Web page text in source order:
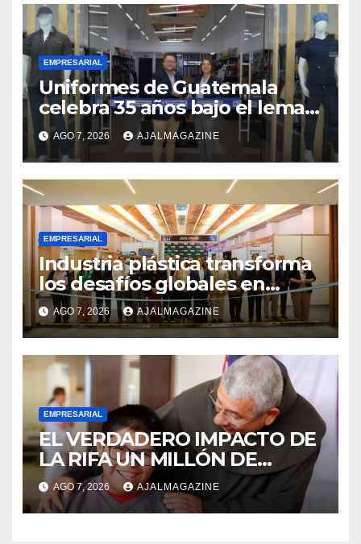
EMPRESARIAL
Uniformes de Guatemala
celebra 35 años bajo el lema
«Hechos para destacar» y
continúa su expansión
nacional
AGO 7, 2026 AJALMAGAZINE
EMPRESARIAL
Industria plástica transforma
los desafíos globales en
innovación y nuevas
oportunidades de negocio
AGO 7, 2026 AJALMAGAZINE
EMPRESARIAL
EL VERDADERO IMPACTO DE
LA RIFA UN MILLÓN DE
AMIGOS HOY POR TI,
MAÑANA POR MÍ
AGO 7, 2026 AJALMAGAZINE